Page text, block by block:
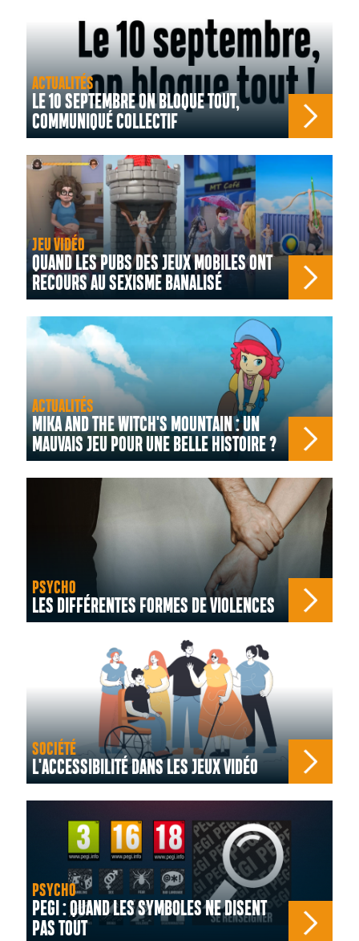
ACTUALITÉS
LE 10 SEPTEMBRE ON BLOQUE TOUT,
COMMUNIQUÉ COLLECTIF
JEU VIDÉO
QUAND LES PUBS DES JEUX MOBILES ONT
RECOURS AU SEXISME BANALISÉ
ACTUALITÉS
MIKA AND THE WITCH'S MOUNTAIN : UN
MAUVAIS JEU POUR UNE BELLE HISTOIRE ?
PSYCHO
LES DIFFÉRENTES FORMES DE VIOLENCES
SOCIÉTÉ
L'ACCESSIBILITÉ DANS LES JEUX VIDÉO
PSYCHO
PEGI : QUAND LES SYMBOLES NE DISENT
PAS TOUT